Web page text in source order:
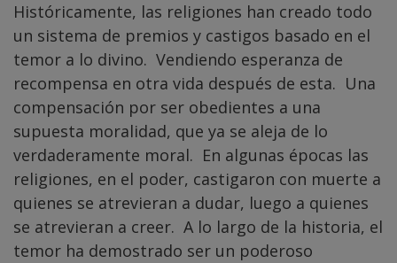
Históricamente, las religiones han creado todo
un sistema de premios y castigos basado en el
temor a lo divino. Vendiendo esperanza de
recompensa en otra vida después de esta. Una
compensación por ser obedientes a una
supuesta moralidad, que ya se aleja de lo
verdaderamente moral. En algunas épocas las
religiones, en el poder, castigaron con muerte a
quienes se atrevieran a dudar, luego a quienes
se atrevieran a creer. A lo largo de la historia, el
temor ha demostrado ser un poderoso